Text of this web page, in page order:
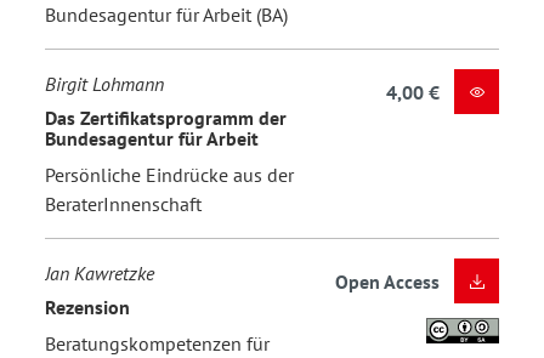
Bundesagentur für Arbeit (BA)
Birgit Lohmann
Das Zertifikatsprogramm der
Bundesagentur für Arbeit
Persönliche Eindrücke aus der
BeraterInnenschaft
4,00 €
Jan Kawretzke
Rezension
Beratungskompetenzen für
Open Access